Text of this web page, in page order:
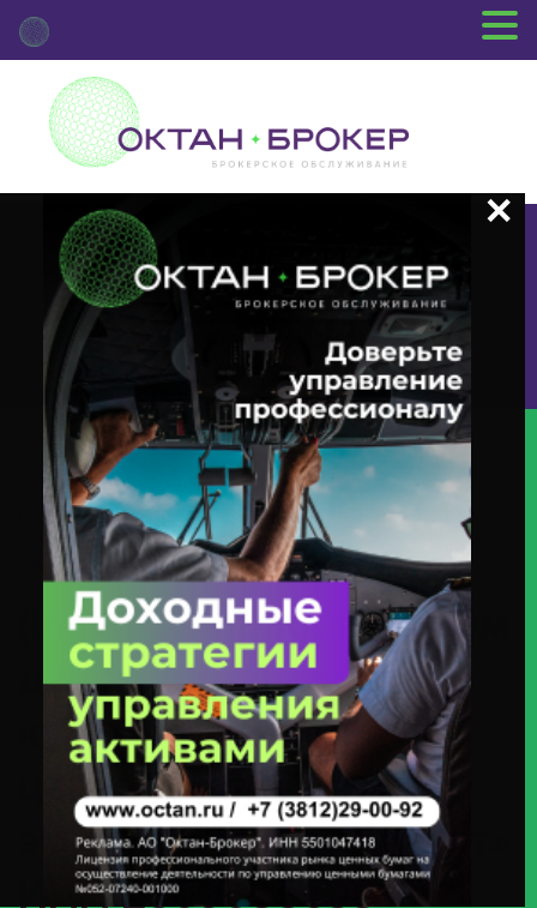
+7 (3812) 29-00-92
г.Омск ул.Красный Путь, 109 оф.510
Главная Новости Депозитария
(INTR) О Корпоративном
Действии «Выплата Купонного Дохода» С Ценными Бумагами Эмитента
ПАО «Магнит» ИНН 2309085638 (облигация 4B02-09-60525-P-004P /
ISIN RU000A10CL07)
(INTR) О корпоративном
действии «Выплата
купонного дохода» с
ценными бумагами
эмитента ПАО «Магнит»
ИНН 2309085638